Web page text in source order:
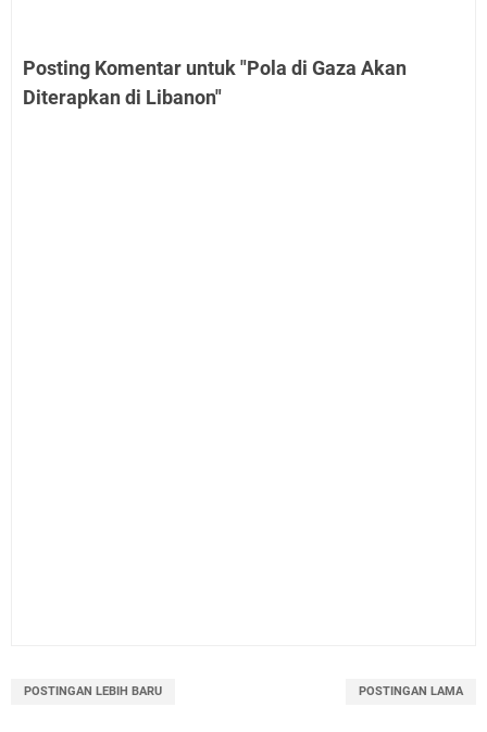
Posting Komentar untuk "Pola di Gaza Akan
Diterapkan di Libanon"
POSTINGAN LEBIH BARU POSTINGAN LAMA